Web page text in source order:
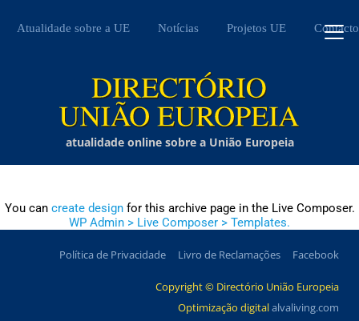
Atualidade sobre a UE Notícias Projetos UE Contacto
atualidade online sobre a União Europeia
You can create designfor this archive page in the Live Composer.
WP Admin > Live Composer > Templates.
Política de Privacidade Livro de Reclamações Facebook
Copyright © Directório União Europeia
Optimização digitalalvaliving.com